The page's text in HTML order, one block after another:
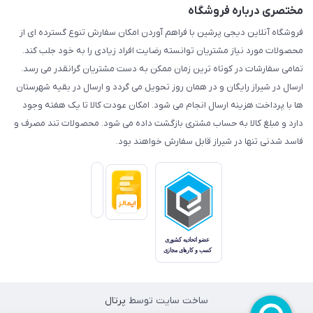
مختصری درباره فروشگاه
فروشگاه آنلاین دیجی پرشین با فراهم آوردن امکان سفارش تنوع گسترده ای از
محصولات مورد نیاز مشتریان توانسته رضایت افراد زیادی را به خود جلب کند.
تمامی سفارشات در کوتاه ترین زمان ممکن به دست مشتریان گرانقدر می رسد.
ارسال در شیراز رایگان و در همان روز تحویل می گردد و ارسال در بقیه شهرستان
ها با پرداخت هزینه ارسال انجام می شود. امکان عودت کالا تا یک هفته وجود
دارد و مبلغ کالا به حساب مشتری بازگشت داده می شود. محصولات تند مصرف و
فاسد شدنی تنها در شیراز قابل سفارش خواهند بود.
ساخت سایت توسط پرتال